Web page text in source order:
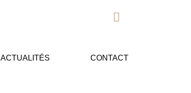
ACTUALITÉS CONTACT